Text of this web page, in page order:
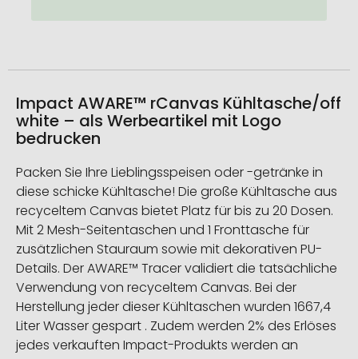
Impact AWARE™ rCanvas Kühltasche/off
white – als Werbeartikel mit Logo
bedrucken
Packen Sie Ihre Lieblingsspeisen oder -getränke in
diese schicke Kühltasche! Die große Kühltasche aus
recyceltem Canvas bietet Platz für bis zu 20 Dosen.
Mit 2 Mesh-Seitentaschen und 1 Fronttasche für
zusätzlichen Stauraum sowie mit dekorativen PU-
Details. Der AWARE™ Tracer validiert die tatsächliche
Verwendung von recyceltem Canvas. Bei der
Herstellung jeder dieser Kühltaschen wurden 1667,4
Liter Wasser gespart . Zudem werden 2% des Erlöses
jedes verkauften Impact-Produkts werden an